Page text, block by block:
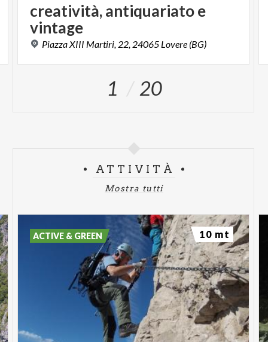
creatività, antiquariato e
vintage
Piazza XIII Martiri, 22, 24065 Lovere (BG)
1 20
ATTIVITÀ
Mostra tutti
ACTIVE & GREEN 10 mt